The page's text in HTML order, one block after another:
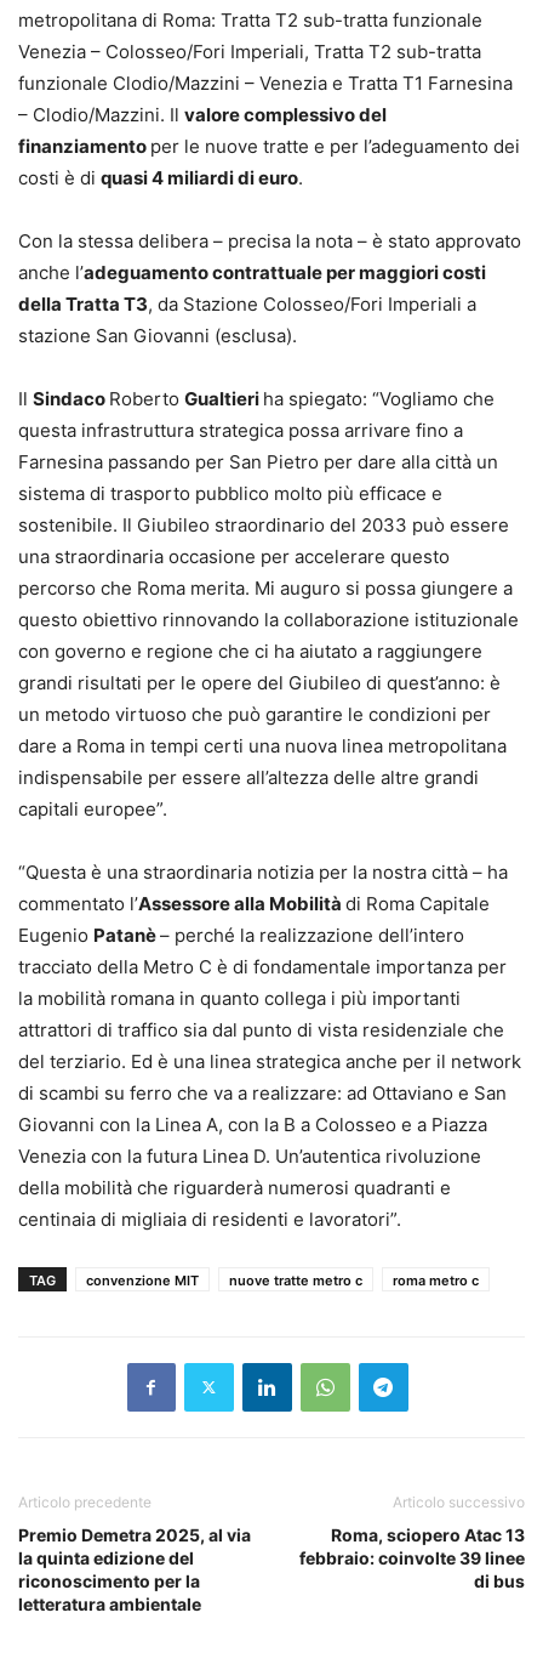
metropolitana di Roma: Tratta T2 sub-tratta funzionale
Venezia – Colosseo/Fori Imperiali, Tratta T2 sub-tratta
funzionale Clodio/Mazzini – Venezia e Tratta T1 Farnesina
– Clodio/Mazzini. Il valore complessivo del
finanziamento per le nuove tratte e per l’adeguamento dei
costi è di quasi 4 miliardi di euro.
Con la stessa delibera – precisa la nota – è stato approvato
anche l’adeguamento contrattuale per maggiori costi
della Tratta T3, da Stazione Colosseo/Fori Imperiali a
stazione San Giovanni (esclusa).
Il Sindaco Roberto Gualtieri ha spiegato: “Vogliamo che
questa infrastruttura strategica possa arrivare fino a
Farnesina passando per San Pietro per dare alla città un
sistema di trasporto pubblico molto più efficace e
sostenibile. Il Giubileo straordinario del 2033 può essere
una straordinaria occasione per accelerare questo
percorso che Roma merita. Mi auguro si possa giungere a
questo obiettivo rinnovando la collaborazione istituzionale
con governo e regione che ci ha aiutato a raggiungere
grandi risultati per le opere del Giubileo di quest’anno: è
un metodo virtuoso che può garantire le condizioni per
dare a Roma in tempi certi una nuova linea metropolitana
indispensabile per essere all’altezza delle altre grandi
capitali europee”.
“Questa è una straordinaria notizia per la nostra città – ha
commentato l’Assessore alla Mobilità di Roma Capitale
Eugenio Patanè– perché la realizzazione dell’intero
tracciato della Metro C è di fondamentale importanza per
la mobilità romana in quanto collega i più importanti
attrattori di traffico sia dal punto di vista residenziale che
del terziario. Ed è una linea strategica anche per il network
di scambi su ferro che va a realizzare: ad Ottaviano e San
Giovanni con la Linea A, con la B a Colosseo e a Piazza
Venezia con la futura Linea D. Un’autentica rivoluzione
della mobilità che riguarderà numerosi quadranti e
centinaia di migliaia di residenti e lavoratori”.
TAG convenzione MIT nuove tratte metro c roma metro c
Articolo precedente
Premio Demetra 2025, al via
la quinta edizione del
riconoscimento per la
letteratura ambientale
Articolo successivo
Roma, sciopero Atac 13
febbraio: coinvolte 39 linee
di bus